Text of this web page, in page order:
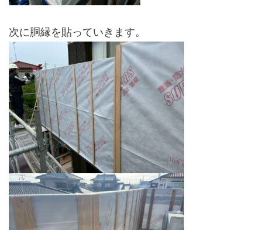
次に胴縁を貼っていきます。